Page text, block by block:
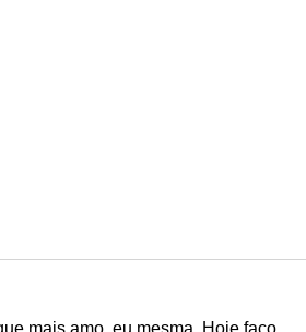
mais amo, eu mesma. Hoje faço